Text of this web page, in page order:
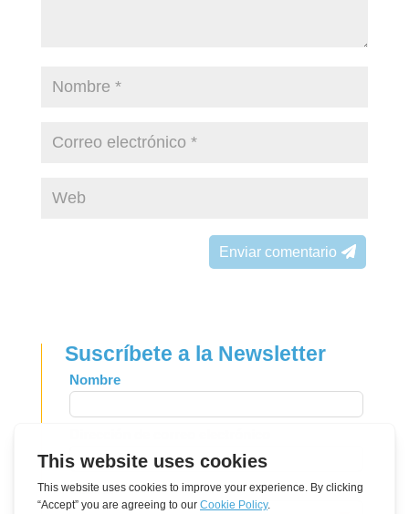
Enviar comentario
Suscríbete a la Newsletter
Leave
this
field
Nombre
Idioma